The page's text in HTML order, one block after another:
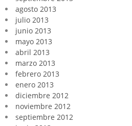
agosto 2013
julio 2013
junio 2013
mayo 2013
abril 2013
marzo 2013
febrero 2013
enero 2013
diciembre 2012
noviembre 2012
septiembre 2012